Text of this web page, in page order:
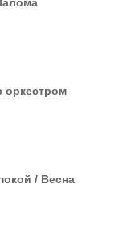
оркестром
/ Весна